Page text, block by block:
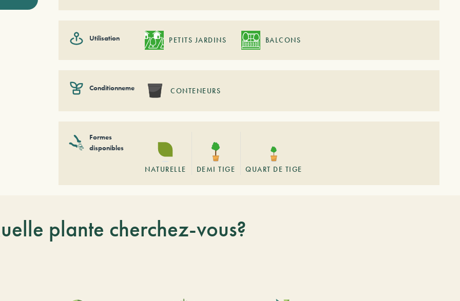
Utilisation PETITS JARDINS BALCONS
Conditionnement CONTENEURS
Formes
disponibles
NATURELLE DEMI TIGE QUART DE TIGE
plante cherchez-vous?